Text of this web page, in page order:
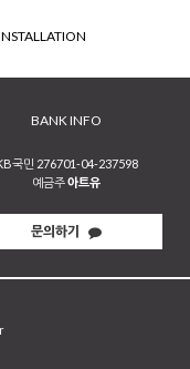
BANK INFO
국민 276701-04-237598
예금주아트유
문의하기